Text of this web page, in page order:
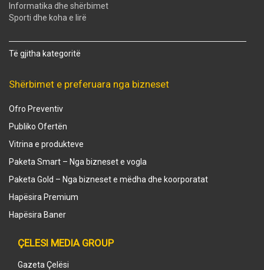
Informatika dhe shërbimet
Sporti dhe koha e lirë
Të gjitha kategoritë
Shërbimet e preferuara nga bizneset
Ofro Preventiv
Publiko Ofertën
Vitrina e produkteve
Paketa Smart – Nga bizneset e vogla
Paketa Gold – Nga bizneset e mëdha dhe koorporatat
Hapësira Premium
Hapësira Baner
ÇELESI MEDIA GROUP
Gazeta Çelësi